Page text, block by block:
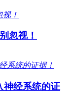
忽视！
神经系统的证